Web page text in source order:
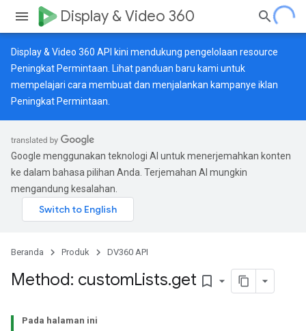
Display & Video 360
Display & Video 360 API kini mendukung pengelolaan resource
Peningkat Permintaan. Lihatpanduan baru kami untuk
mempelajari cara membuat dan menjalankan kampanye iklan
Peningkat Permintaan.
Google menggunakan teknologi AI untuk menerjemahkan konten
ke dalam bahasa pilihan Anda. Terjemahan AI mungkin
mengandung kesalahan.
Beranda Produk DV360 API
Method: customLists.get bookmark_border
Pada halaman ini